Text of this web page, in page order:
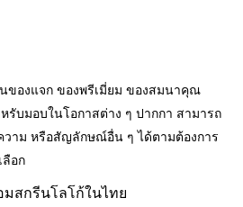
ของแจก ของพรีเมี่ยม ของสมนาคุณ
รับมอบในโอกาสต่าง ๆ ปากกา สามารถ
วาม หรือสัญลักษณ์อื่น ๆ ได้ตามต้องการ
ลือก
มสกรีนโลโก้ในไทย